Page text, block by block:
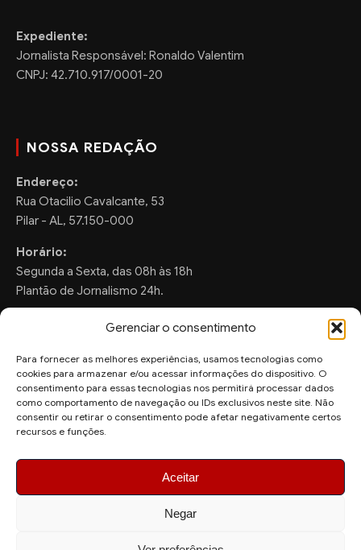
Gerenciar o consentimento
Para fornecer as melhores experiências, usamos tecnologias como
cookies para armazenar e/ou acessar informações do dispositivo. O
consentimento para essas tecnologias nos permitirá processar dados
como comportamento de navegação ou IDs exclusivos neste site. Não
consentir ou retirar o consentimento pode afetar negativamente certos
recursos e funções.
Aceitar
Negar
Expediente:
Jornalista Responsável: Ronaldo Valentim
CNPJ: 42.710.917/0001-20
NOSSA REDAÇÃO
Endereço:
Rua Otacilio Cavalcante, 53
Pilar - AL, 57.150-000
Horário:
Segunda a Sexta, das 08h às 18h
Plantão de Jornalismo 24h.
FALE CONOSCO
Sugestões de Pauta:
ronaldo.valentim150@gmail.com